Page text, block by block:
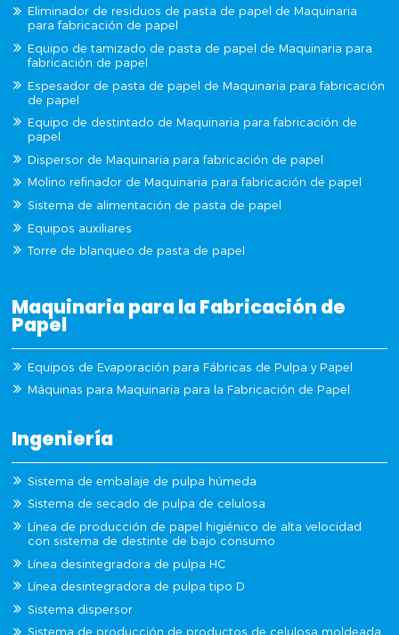
Eliminador de residuos de pasta de papel de Maquinaria
para fabricación de papel
Equipo de tamizado de pasta de papel de Maquinaria para
fabricación de papel
Espesador de pasta de papel de Maquinaria para fabricación
de papel
Equipo de destintado de Maquinaria para fabricación de
papel
Dispersor de Maquinaria para fabricación de papel
Molino refinador de Maquinaria para fabricación de papel
Sistema de alimentación de pasta de papel
Equipos auxiliares
Torre de blanqueo de pasta de papel
Maquinaria para la Fabricación de
Papel
Equipos de Evaporación para Fábricas de Pulpa y Papel
Máquinas para Maquinaria para la Fabricación de Papel
Ingeniería
Sistema de embalaje de pulpa húmeda
Sistema de secado de pulpa de celulosa
Línea de producción de papel higiénico de alta velocidad
con sistema de destinte de bajo consumo
Línea desintegradora de pulpa HC
Línea desintegradora de pulpa tipo D
Sistema dispersor
Sistema de producción de productos de celulosa moldeada